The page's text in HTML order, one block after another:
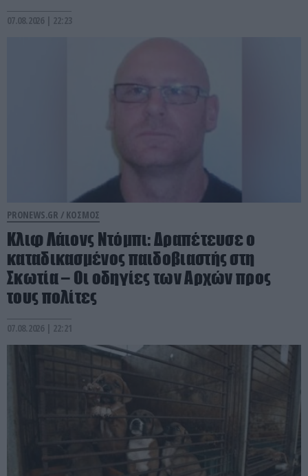
07.08.2026 | 22:23
PRONEWS.GR / ΚΟΣΜΟΣ
Κλιφ Λάιονς Ντόμπι: Δραπέτευσε ο
καταδικασμένος παιδοβιαστής στη
Σκωτία – Οι οδηγίες των Αρχών προς
τους πολίτες
07.08.2026 | 22:21